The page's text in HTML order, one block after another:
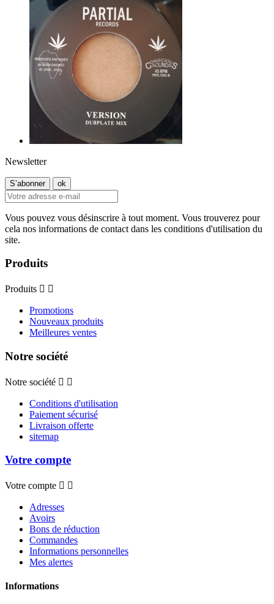
Newsletter
Vous pouvez vous désinscrire à tout moment. Vous trouverez pour
cela nos informations de contact dans les conditions d'utilisation du
site.
Produits
Produits  
Promotions
Nouveaux produits
Meilleures ventes
Notre société
Notre société  
Conditions d'utilisation
Paiement sécurisé
Livraison offerte
sitemap
Votre compte
Votre compte  
Adresses
Avoirs
Bons de réduction
Commandes
Informations personnelles
Mes alertes
Informations